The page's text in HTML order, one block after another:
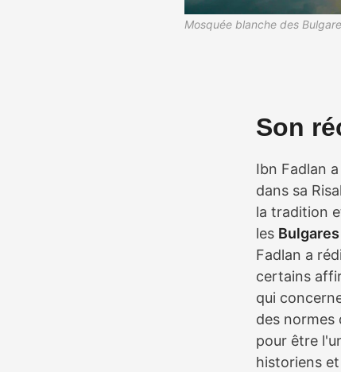
Mosquée blanche des
Son
Ibn Fadlan
dans sa
la tradition
les
Fadlan a
certains
qui
des normes
pour être
historiens